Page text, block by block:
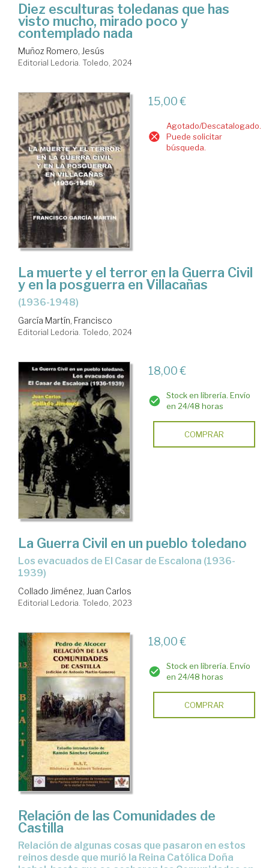
Diez esculturas toledanas que has
visto mucho, mirado poco y
contemplado nada
Muñoz Romero, Jesús
Editorial Ledoria. Toledo, 2024
15,00 €
Agotado/Descatalogado.
Puede solicitar
búsqueda.
La muerte y el terror en la Guerra Civil
y en la posguerra en Villacañas
(1936-1948)
García Martín, Francisco
Editorial Ledoria. Toledo, 2024
18,00 €
Stock en librería. Envío
en 24/48 horas
COMPRAR
La Guerra Civil en un pueblo toledano
los evacuados de El Casar de Escalona (1936-
1939)
Collado Jiménez, Juan Carlos
Editorial Ledoria. Toledo, 2023
18,00 €
Stock en librería. Envío
en 24/48 horas
COMPRAR
Relación de las Comunidades de
Castilla
Relación de algunas cosas que pasaron en estos
reinos desde que murió la Reina Católica Doña